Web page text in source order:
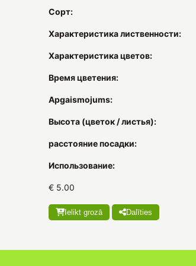
Сорт:
Характеристика лиственности:
Характеристика цветов:
Время цветения:
Apgaismojums:
Высота (цветок / листья):
расстояние посадки:
Использование:
€ 5.00
Ielikt grozā Dalīties